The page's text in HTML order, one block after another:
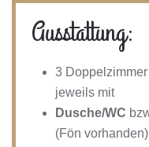
Ausstattung:
3
jeweils mit
Dusche/WC
(Fön vorhanden)